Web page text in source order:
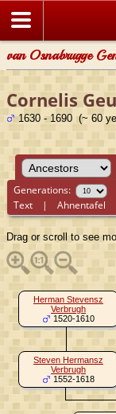
van Osnabrugge
Cornelis
1630 - 1690 (~ 60
Generations:
Text |Ahnentafel
Drag or scroll to see
Herman Stevensz
Verbrugh
1520-1610
Steven Hermansz
Verbrugh
1552-1618